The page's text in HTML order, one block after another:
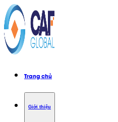
Trang chủ
Giới thiệu